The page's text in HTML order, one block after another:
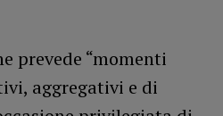
prevede “momenti
aggregativi e di